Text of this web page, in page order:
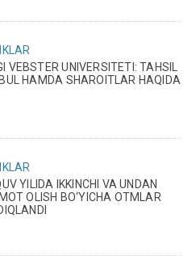
VEBSTER UNIVERSITETI: TAHSIL
HAMDA SHAROITLAR HAQIDA
YILIDA IKKINCHI VA UNDAN
OLISH BO‘YICHA OTMLAR